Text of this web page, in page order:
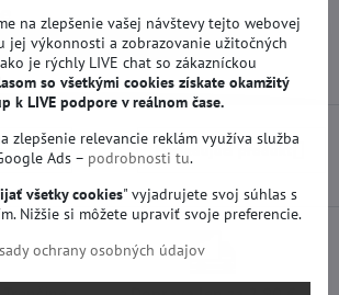
LG TV T-con a iné | LG TV
Nasledujúci produkt
na zlepšenie vašej návštevy tejto webovej
jej výkonnosti a zobrazovanie užitočných
je rýchly LIVE chat so zákazníckou
so všetkými cookies získate okamžitý
k LIVE podpore v reálnom čase.
zlepšenie relevancie reklám využíva služba
Ads – podrobnosti tu.
všetky cookies" vyjadrujete svoj súhlas s
Nižšie si môžete upraviť svoje preferencie.
ochrany osobných údajov